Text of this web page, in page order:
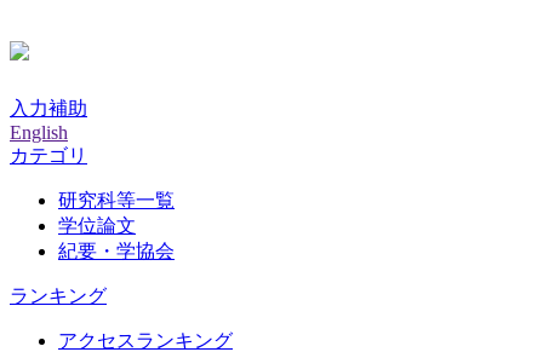
入力補助
English
カテゴリ
研究科等一覧
学位論文
紀要・学協会
ランキング
アクセスランキング